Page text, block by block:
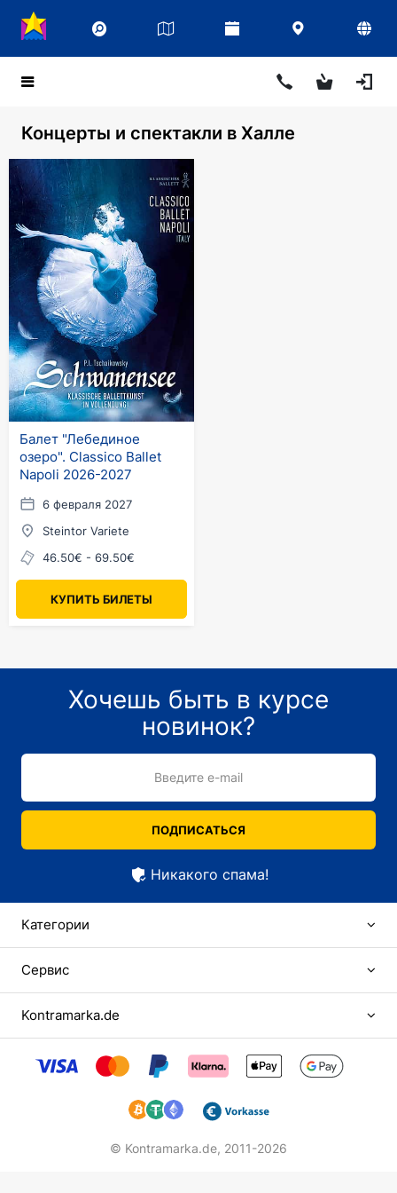
Концерты и спектакли в Халле
Балет "Лебединое
озеро". Classico Ballet
Napoli 2026-2027
6 февраля 2027
Steintor Variete
46.50€ - 69.50€
КУПИТЬ БИЛЕТЫ
Хочешь быть в курсе
новинок?
Введите e-mail
ПОДПИСАТЬСЯ
Никакого спама!
Категории
Сервис
Kontramarka.de
© Kontramarka.de, 2011-2026